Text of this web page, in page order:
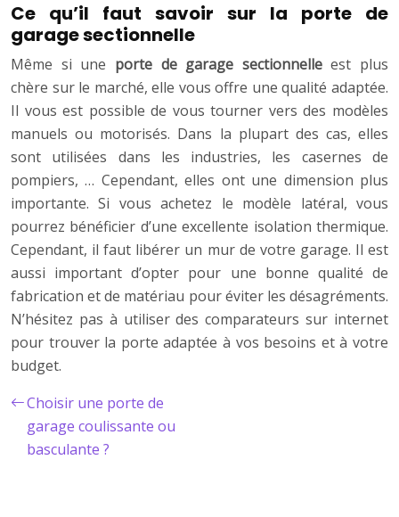
Ce qu’il faut savoir sur la porte de
garage sectionnelle
Même si une porte de garage sectionnelleest plus
chère sur le marché, elle vous offre une qualité adaptée.
Il vous est possible de vous tourner vers des modèles
manuels ou motorisés. Dans la plupart des cas, elles
sont utilisées dans les industries, les casernes de
pompiers, … Cependant, elles ont une dimension plus
importante. Si vous achetez le modèle latéral, vous
pourrez bénéficier d’une excellente isolation thermique.
Cependant, il faut libérer un mur de votre garage. Il est
aussi important d’opter pour une bonne qualité de
fabrication et de matériau pour éviter les désagréments.
N’hésitez pas à utiliser des comparateurs sur internet
pour trouver la porte adaptée à vos besoins et à votre
budget.
Choisir une porte de
garage coulissante ou
basculante ?